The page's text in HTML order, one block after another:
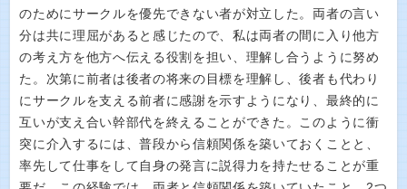
のためにサークルを優先できない者が対立した。両者の言い
分は共に理屈があると感じたので、私は両者の間に入り他方
の考え方を他方へ伝える役割を担い、理解し合うように努め
た。次第に前者は後者の将来の目標を理解し、後者も代わり
にサークルを支える前者に感謝を示すようになり、最終的に
互いが支え合い幹部代を終えることができた。このように衝
突に介入するには、普段から信頼関係を築いておくことと、
率先して仕事をして自身の発言に説得力を持たせることが重